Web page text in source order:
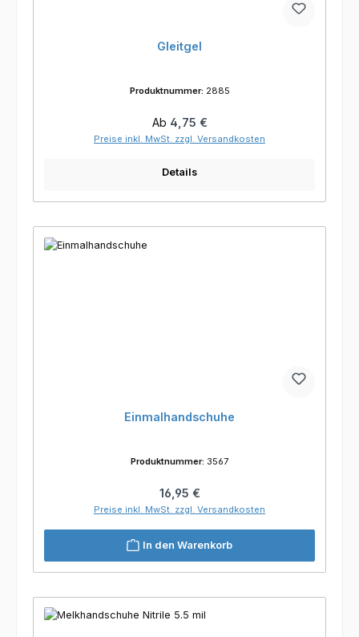
Gleitgel
Produktnummer: 2885
Regulärer Preis:
Ab 4,75 €
Preise inkl. MwSt. zzgl. Versandkosten
Details
Einmalhandschuhe
Produktnummer: 3567
Regulärer Preis:
16,95 €
Preise inkl. MwSt. zzgl. Versandkosten
In den Warenkorb